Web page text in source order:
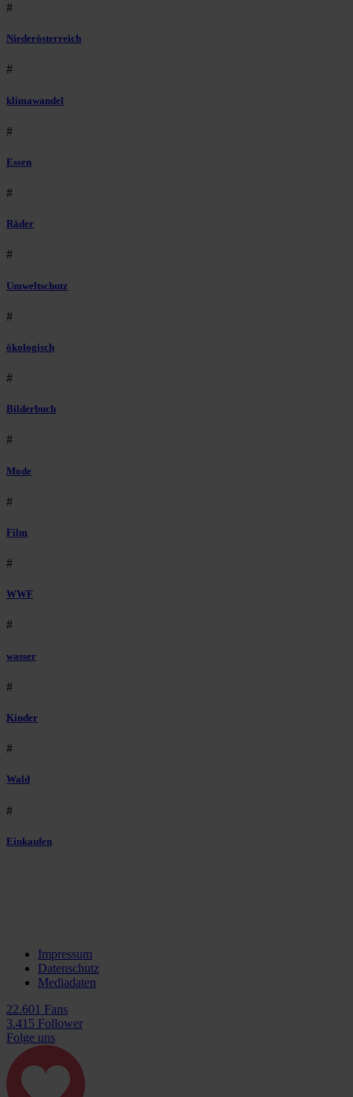
#
Niederösterreich
#
klimawandel
#
Essen
#
Räder
#
Umweltschutz
#
ökologisch
#
Bilderbuch
#
Mode
#
Film
#
WWF
#
wasser
#
Kinder
#
Wald
#
Einkaufen
Impressum
Datenschutz
Mediadaten
22.601 Fans
3.415 Follower
Folge uns